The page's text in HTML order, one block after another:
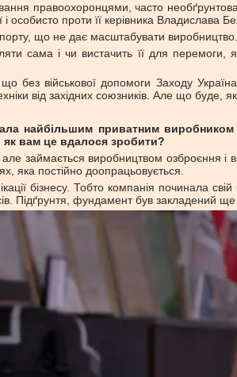
правоохоронцями, часто
особисто проти її керівника Владислава
що не дає масштабувати виробництво.
сама і чи вистачить її для
без військової допомоги Заходу
від західних союзників. Але що
найбільшим приватним
як вам це вдалося зробити?
займається виробництвом озброєння і
яка постійно доопрацьовується.
бізнесу. Тобто компанія починала
Підґрунтя, фундамент був закладений ще